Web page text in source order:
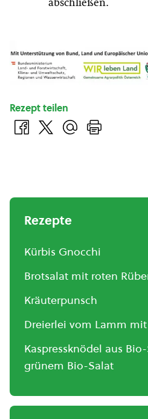
abschließen.
Rezept teilen
Rezepte
Kürbis Gnocchi
Brotsalat mit roten
Kräuterpunsch
Dreierlei vom Lamm
Kaspressknödel aus
grünem Bio-Salat